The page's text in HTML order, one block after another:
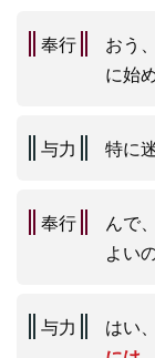
奉行
おう
に始
与力 特に
奉行
んで
よい
与力 はい